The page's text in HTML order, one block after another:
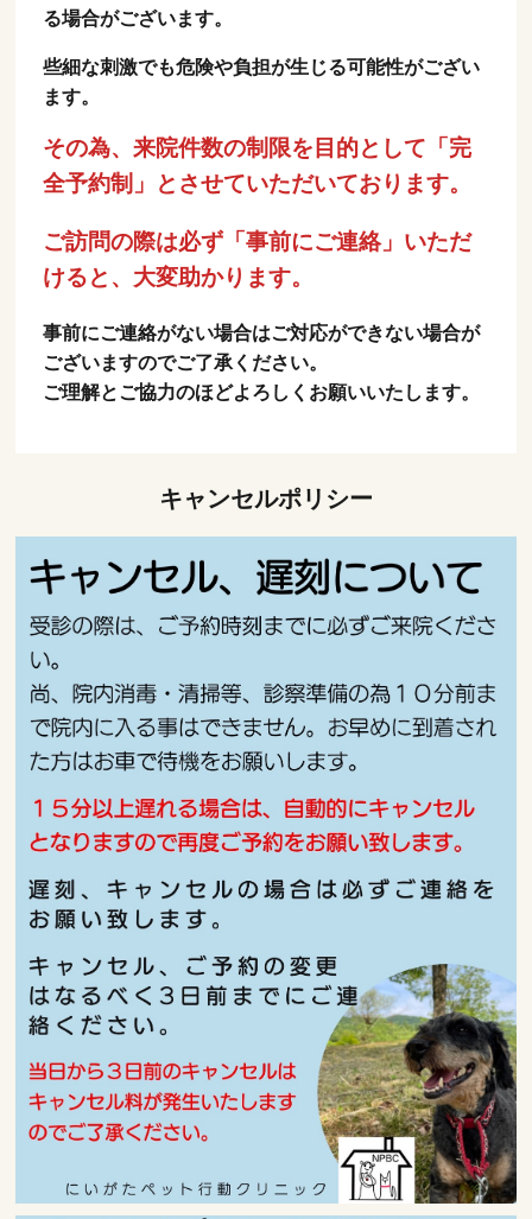
る場合がございます。
些細な刺激でも危険や負担が生じる可能性がござい
ます。
その為、来院件数の制限を目的として「完
全予約制」とさせていただいております。
ご訪問の際は必ず「事前にご連絡」いただ
けると、大変助かります。
事前にご連絡がない場合はご対応ができない場合が
ございますのでご了承ください。
ご理解とご協力のほどよろしくお願いいたします。
キャンセルポリシー